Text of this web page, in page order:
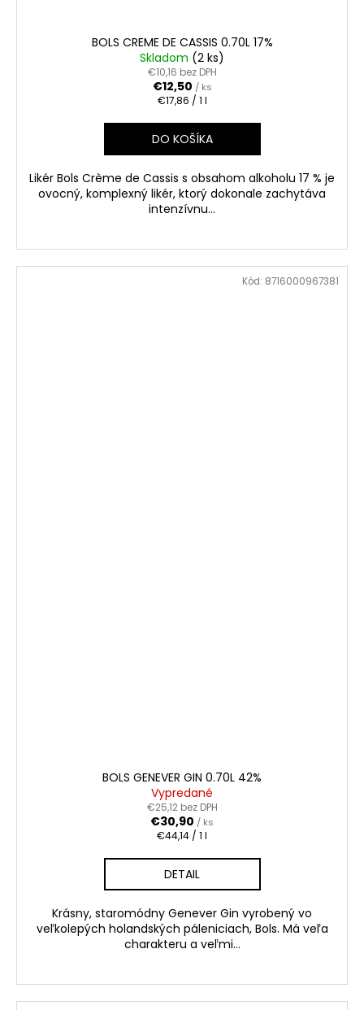
BOLS CREME DE CASSIS 0.70L 17%
Skladom (2 ks)
€10,16 bez DPH
€12,50 / ks
Jednotková
€17,86 / 1 l
DO KOŠÍKA
Likér Bols Crème de Cassis s obsahom alkoholu 17 % je
ovocný, komplexný likér, ktorý dokonale zachytáva
intenzívnu...
BOLS GENEVER GIN 0.70L 42%
Vypredané
€25,12 bez DPH
€30,90 / ks
Jednotková
€44,14 / 1 l
DETAIL
Krásny, staromódny Genever Gin vyrobený vo
veľkolepých holandských páleniciach, Bols. Má veľa
charakteru a veľmi...
Kód: 8716000967381